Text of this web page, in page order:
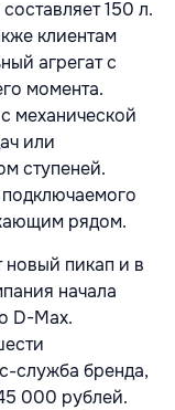
150 л.
клиентам
агрегат с
момента.
механической
или
ступеней.
рядом.
новый пикап и в
начала
D-Max.
служба бренда,
000 рублей.